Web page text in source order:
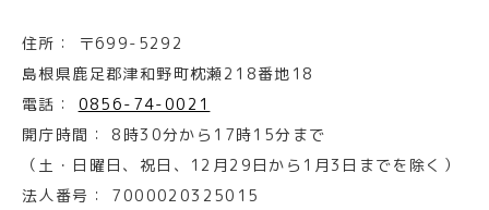
住所：
〒699-5292
島根県鹿足郡津和野町枕瀬218番地18
電話：
0856-74-0021
開庁時間：
8時30分から17時15分まで
（土・日曜日、祝日、12月29日から1月3日までを除く）
法人番号：
7000020325015